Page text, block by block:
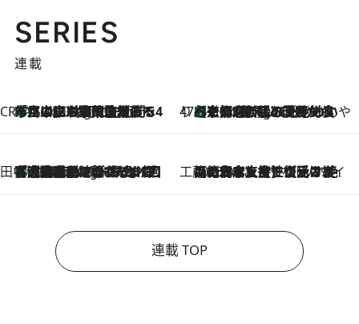
SERIES
連載
CREA'S CHOICE
1 Hour Ago
「立川にも歌舞伎があるんだよ」 片岡仁左衛門・市川中車ら豪華座組みで4年目の立川立飛歌舞伎へ 47都道府県の手みやげ ひんやりスイーツで夏を満喫
1 Hour Ago
【京都府】この夏絶対食べたい 冷やしておいしいおやつ3選 ひと口目から心を掴む新緑のテリーヌ
田中稲の勝手に再ブーム
6 Hours Ago
「湘南乃風に憧れて」観客大盛上がりの“タオル回し”に、ラッパー顔負けの高速歌唱まで…さだまさし（74）のアグレッシブすぎる現在地 工藤まやのおもてなしハワイ
2026.8.6
【ハワイ土産】ローカルの絶大な支持で復活！ 絶品の幻クッキー《元ファンの日本人女性が受け継いだ名店》
連載 TOP